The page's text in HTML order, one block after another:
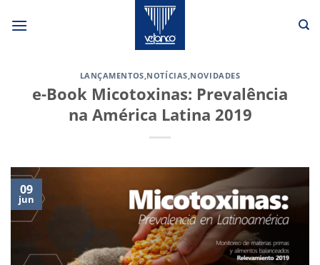
LANÇAMENTOS,NOTÍCIAS,NOVIDADES
e-Book Micotoxinas: Prevalência
na América Latina 2019
09
jun